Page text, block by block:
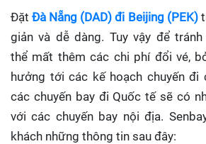
ĐặtĐà Nẵng (DAD) đi Beijing (PEK)
giản và dễ dàng. Tuy vậy để
thể mất thêm các chi phí đổi vé,
hưởng tới các kế hoạch chuyến đi
các chuyến bay đi Quốc tế sẽ có
với các chuyến bay nội địa.
khách những thông tin sau đây: